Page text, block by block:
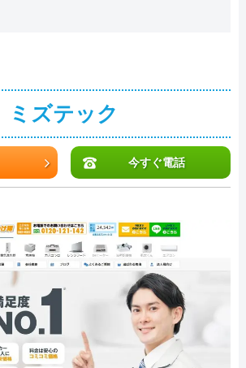
ミズテック
今すぐ電話